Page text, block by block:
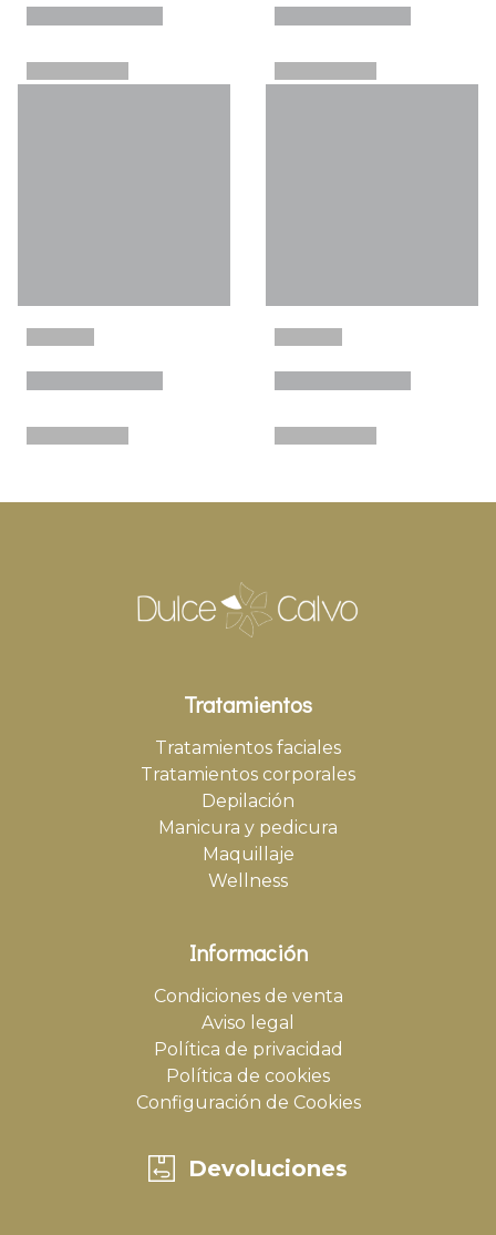
Tratamientos
Tratamientos faciales
Tratamientos corporales
Depilación
Manicura y pedicura
Maquillaje
Wellness
Información
Condiciones de venta
Aviso legal
Política de privacidad
Política de cookies
Configuración de Cookies
Devoluciones